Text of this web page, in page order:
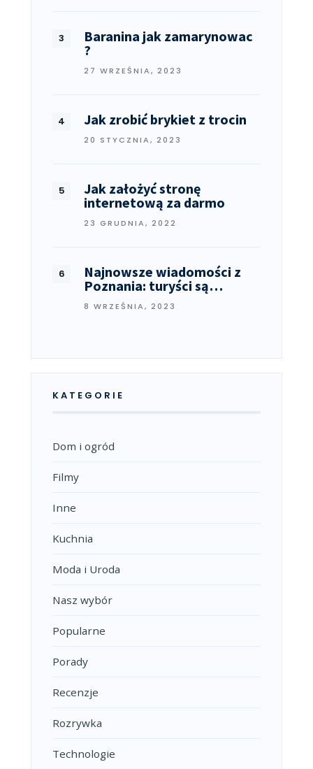
Baranina jak zamarynowac
?
27 WRZEŚNIA, 2023
Jak zrobić brykiet z trocin
20 STYCZNIA, 2023
Jak założyć stronę
internetową za darmo
23 GRUDNIA, 2022
Najnowsze wiadomości z
Poznania: turyści są…
8 WRZEŚNIA, 2023
KATEGORIE
Dom i ogród
Filmy
Inne
Kuchnia
Moda i Uroda
Nasz wybór
Popularne
Porady
Recenzje
Rozrywka
Technologie